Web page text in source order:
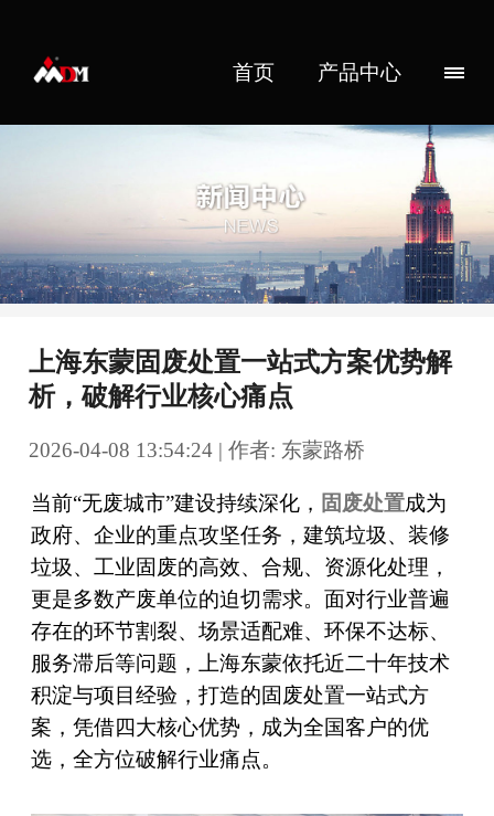
首页 产品中心
上海东蒙固废处置一站式方案优势解
析，破解行业核心痛点
2026-04-08 13:54:24 | 作者: 东蒙路桥
当前“无废城市”建设持续深化， 固废处置成为
政府、企业的重点攻坚任务，建筑垃圾、装修
垃圾、工业固废的高效、合规、资源化处理，
更是多数产废单位的迫切需求。面对行业普遍
存在的环节割裂、场景适配难、环保不达标、
服务滞后等问题，上海东蒙依托近二十年技术
积淀与项目经验，打造的固废处置一站式方
案，凭借四大核心优势，成为全国客户的优
选，全方位破解行业痛点。